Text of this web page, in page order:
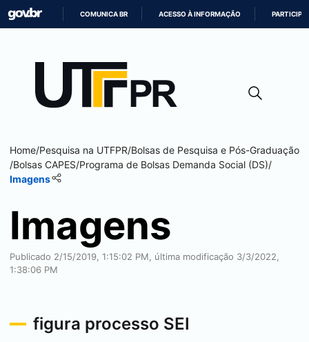
CONTEÚDO
COMUNICA BR ACESSO À INFORMAÇÃO PARTICIPE
Home/Pesquisa na UTFPR/Bolsas de Pesquisa e Pós-Graduação
/Bolsas CAPES/Programa de Bolsas Demanda Social (DS)/
Imagens
Imagens
Publicado 2/15/2019, 1:15:02 PM, última modificação 3/3/2022,
1:38:06 PM
figura processo SEI